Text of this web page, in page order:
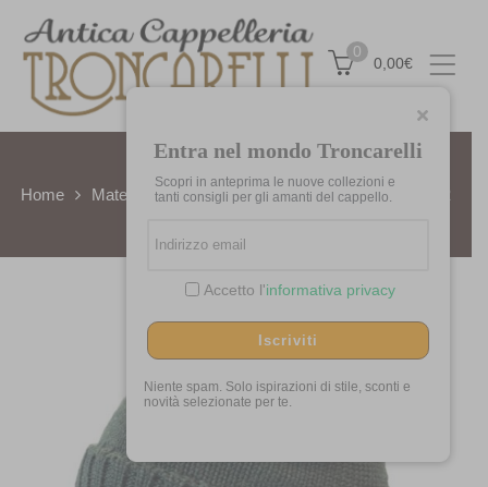
Entra nel mondo Troncarelli
Scopri in anteprima le nuove collezioni e
tanti consigli per gli amanti del cappello.
Accetto l'informativa privacy
Iscriviti
Niente spam. Solo ispirazioni di stile, sconti e
novità selezionate per te.
0
0,00€
Home Materiali lana Zuccotto in lana by Stetson-02